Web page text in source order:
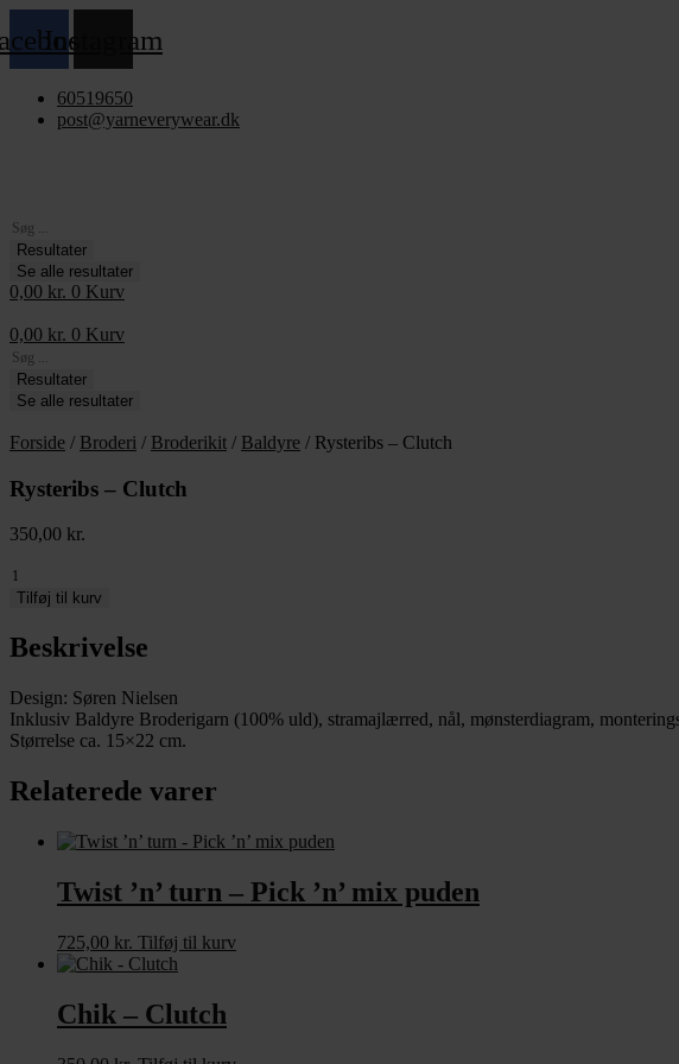
til
Instagram
60519650
post@yarneverywear.dk
Search
...Resultater
Se alle resultater
0,00 kr. 0 Kurv
0,00 kr. 0 Kurv
Search
...Resultater
Se alle resultater
Forside / Broderi / Broderikit / Baldyre / Rysteribs – Clutch
Rysteribs – Clutch
350,00 kr.
Rysteribs
antal
Tilføj til kurv
Beskrivelse
Design: Søren Nielsen
Inklusiv Baldyre Broderigarn (100% uld), stramajlærred, nål, mønsterdiagram,
Størrelse ca. 15×22 cm.
Relaterede varer
Twist ’n’ turn – Pick ’n’ mix puden
725,00 kr. Tilføj til kurv
Chik – Clutch